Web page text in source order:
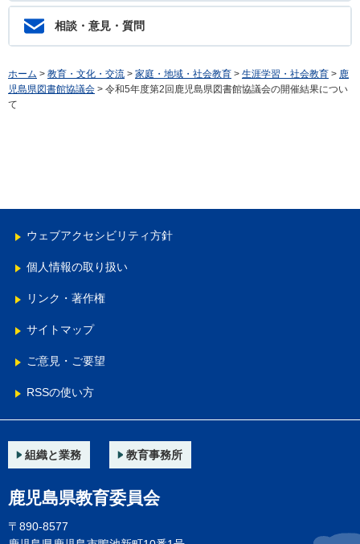
相談・意見・質問
ホーム > 教育・文化・交流 > 家庭・地域・社会教育 > 生涯学習・社会教育 > 鹿
児島県図書館協議会 > 令和5年度第2回鹿児島県図書館協議会の開催結果につい
て
ウェブアクセシビリティ方針
個人情報の取り扱い
リンク・著作権
サイトマップ
ご意見・ご要望
RSSの使い方
組織と業務 教育事務所
鹿児島県教育委員会
〒890-8577